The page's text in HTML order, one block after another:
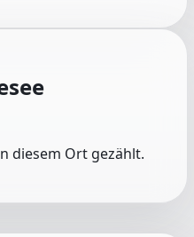
diesem Ort gezählt.